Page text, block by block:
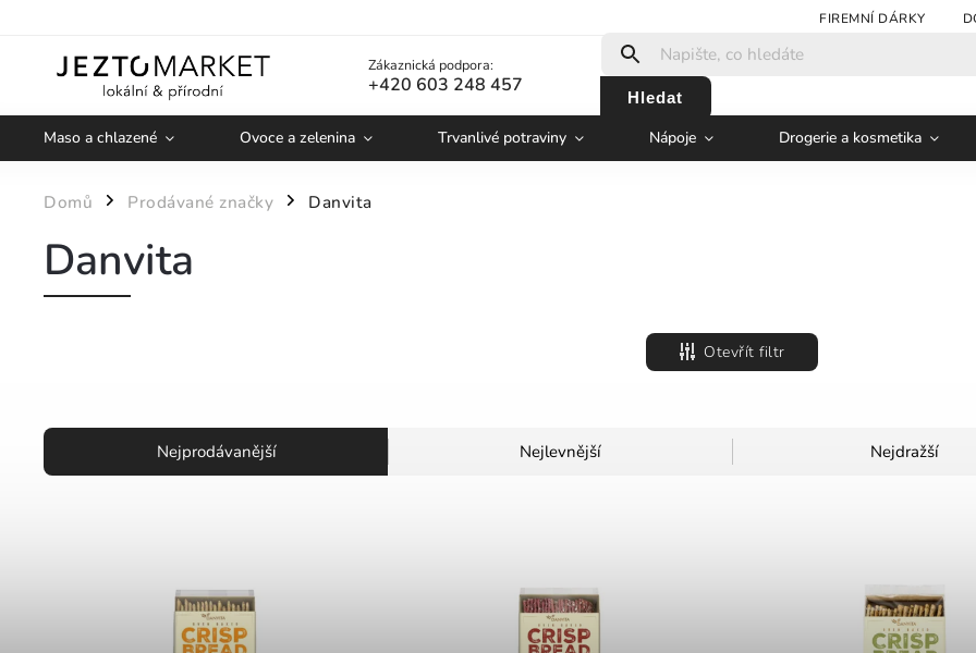
FIREMNÍ DÁRKY
Zákaznická podpora:
+420 603 248 457
Hledat
Maso a chlazené Ovoce a zelenina Trvanlivé potraviny Nápoje Drogerie a kosmetika
Domů / Prodávané značky / Danvita
Danvita
Otevřít filtr
Nejprodávanější Nejlevnější Nejdražší